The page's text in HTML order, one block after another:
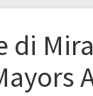
di